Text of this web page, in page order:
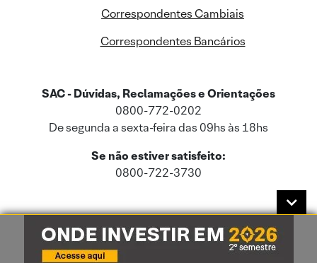
Correspondentes Cambiais
Correspondentes Bancários
SAC - Dúvidas, Reclamações e Orientações
0800-772-0202
De segunda a sexta-feira das 09hs às 18hs
Se não estiver satisfeito:
0800-722-3730
Este site usa cookies e dados pessoais de acordo com a nossaPolítica de
Cookies
e a nossaPolítica de Privacidade.